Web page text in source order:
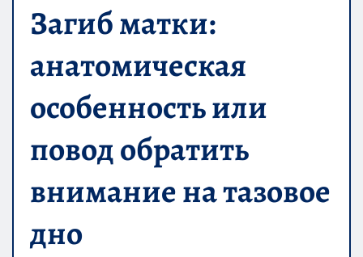
Загиб матки:
анатомическая
особенность или
повод обратить
внимание на тазовое
дно